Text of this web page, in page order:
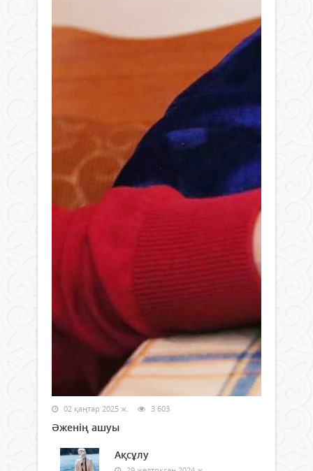
02 қаңтар 2025 ж. 3 603
Әженің ашуы
Ақсұлу